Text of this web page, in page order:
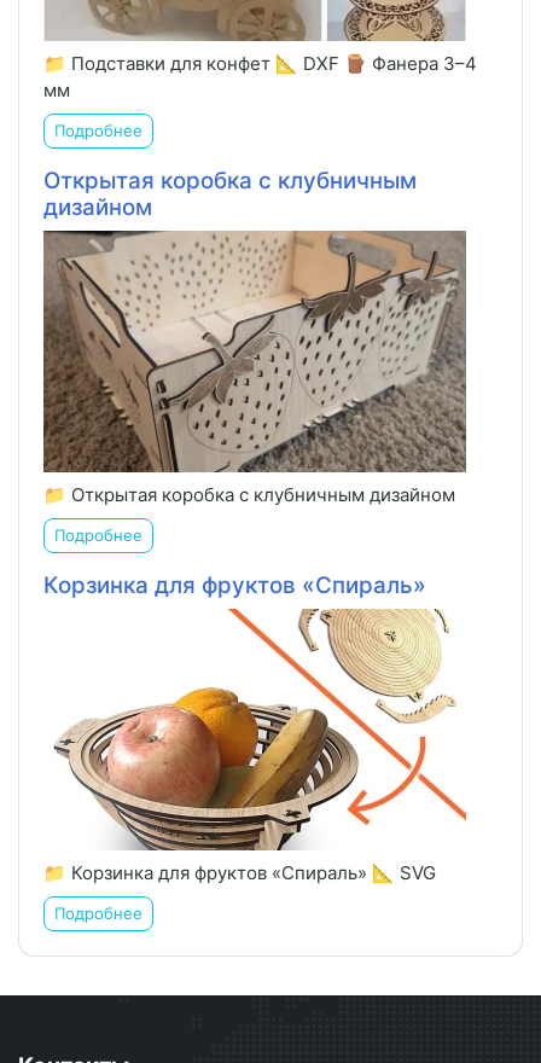
📁 Подставки для конфет 📐 DXF 🪵 Фанера 3–4
мм
Подробнее
Открытая коробка с клубничным
дизайном
📁 Открытая коробка с клубничным дизайном
Подробнее
Корзинка для фруктов «Спираль»
📁 Корзинка для фруктов «Спираль» 📐 SVG
Подробнее